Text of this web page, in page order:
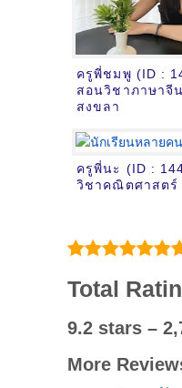
ครูพี่ชมพู (ID :
สอนวิชาภาษาจี
สงขลา
ครูพี่นะ (ID :
วิชาคณิตศาสตร์
Total
9.2 stars –
More